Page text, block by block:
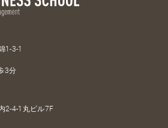
1-3-1
3分
2-4-1丸ビル7F